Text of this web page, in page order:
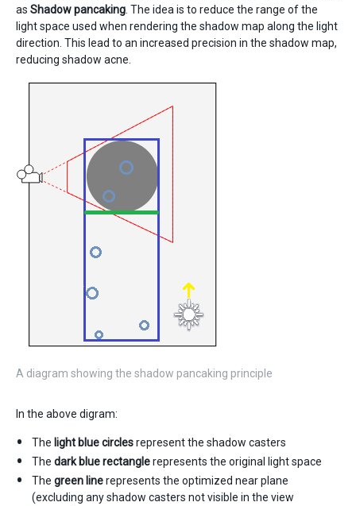
as Shadow pancaking . The idea is to reduce the range of the
light space used when rendering the shadow map along the light
direction. This lead to an increased precision in the shadow map,
reducing shadow acne.
A diagram showing the shadow pancaking principle
In the above digram:
The light blue circlesrepresent the shadow casters
The dark blue rectanglerepresents the original light space
The green linerepresents the optimized near plane
(excluding any shadow casters not visible in the view